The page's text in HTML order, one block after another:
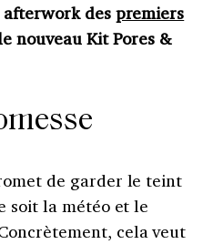
afterwork des premiers
nouveau Kit Pores &
de garder le teint
soit la météo et le
cela veut